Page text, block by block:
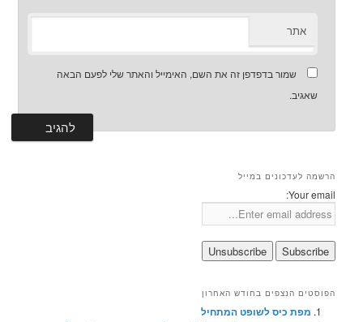
אתר
שמור בדפדפן זה את השם, האימייל והאתר שלי לפעם הבאה
שאגיב.
הרשמה לעדכונים במייל
Your email:
הפוסטים הנצפים בחודש האחרון
מפת כיס לשופט המתחיל